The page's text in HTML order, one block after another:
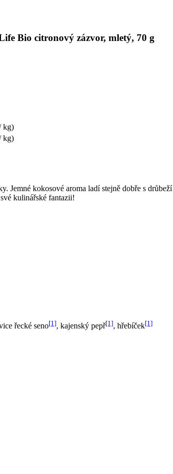
Bio citronový zázvor, mletý, 70 g
kg)
kg)
Jemné kokosové aroma ladí stejně dobře s
kulinářské fantazii!
řecké seno[1], kajenský pepř[1], hřebíček[1]